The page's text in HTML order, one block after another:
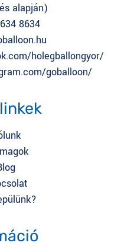
alapján)
8634
holegballongyor/
goballoon/